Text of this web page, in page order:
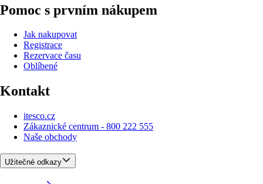
Pomoc s prvním nákupem
Jak nakupovat
Registrace
Rezervace času
Oblíbené
Kontakt
itesco.cz
Zákaznické centrum - 800 222 555
Naše obchody
Užitečné odkazy